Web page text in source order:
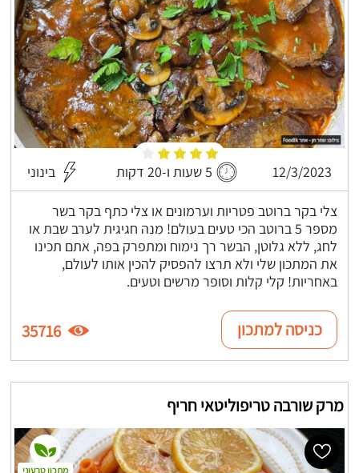
12/3/2023 5 שעות ו-20 דקות בינוני
צלי בקר ברוטב פטריות וערמונים או צלי כתף בקר בשר
מספר 5 ברוטב הכי טעים בעולם! מנה חגיגית לערב שבת או
לחג, ללא גלוטן, הבשר רך נימוח ומתפרק בפה, אתם תכינו
את המתכון שלי ולא תרצו להפסיק להכין אותו לעולם,
באחריות! קלי קלות וסופר מרשים וטעים.
כניסה למתכון 35716
מרק שורבה טריפוליטאי חריף
מתכון טבעוני